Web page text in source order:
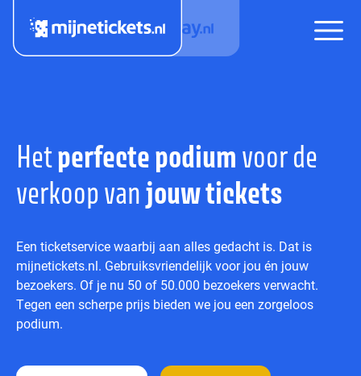
Hetperfecte podiumvoor de
verkoop vanjouw tickets
Een ticketservice waarbij aan alles gedacht is. Dat is
mijnetickets.nl. Gebruiksvriendelijk voor jou én jouw
bezoekers. Of je nu 50 of 50.000 bezoekers verwacht.
Tegen een scherpe prijs bieden we jou een zorgeloos
podium.